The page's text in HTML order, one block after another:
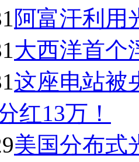
阿富汗利用
大西洋首个
这座电站被
红13万！
美国分布式